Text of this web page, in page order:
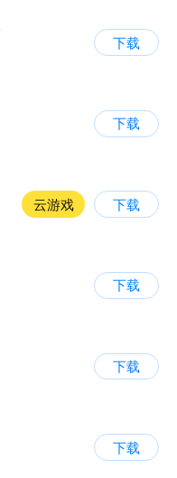
下载
下载
云游戏 下载
下载
下载
下载